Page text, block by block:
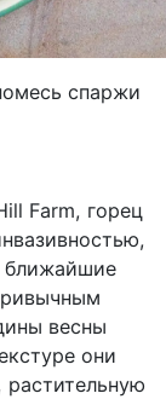
спаржи
Farm, горец
ближайшие
весны
они